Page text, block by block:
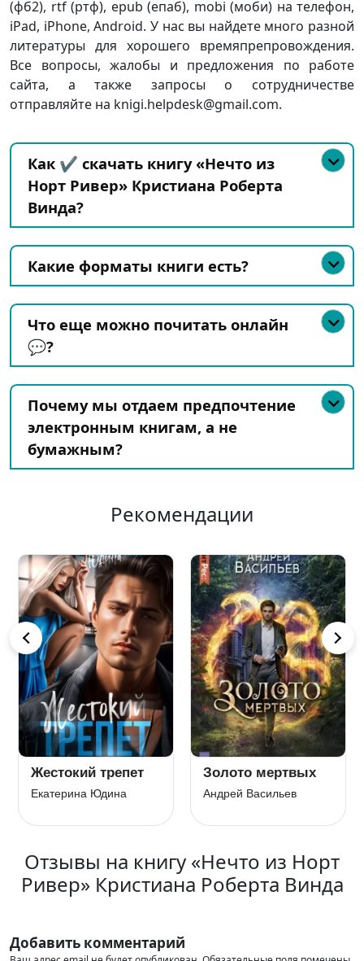
(фб2), rtf (ртф), epub (епаб), mobi (моби) на телефон,
iPad, iPhone, Android. У нас вы найдете много разной
литературы для хорошего времяпрепровождения.
Все вопросы, жалобы и предложения по работе
сайта, а также запросы о сотрудничестве
отправляйте на knigi.helpdesk@gmail.com.
Как ✔️ скачать книгу «Нечто из
Норт Ривер» Кристиана Роберта
Винда?
Какие форматы книги есть?
Что еще можно почитать онлайн
💬?
Почему мы отдаем предпочтение
электронным книгам, а не
бумажным?
Рекомендации
Жестокий трепет
Екатерина Юдина
Золото мертвых
Андрей Васильев
Отзывы на книгу «Нечто из Норт
Ривер» Кристиана Роберта Винда
Добавить комментарий